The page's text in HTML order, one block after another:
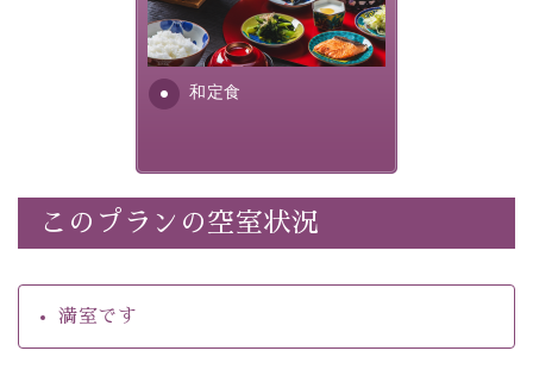
・チェックイン15時、チェックアウト10時
いう昔の暦による料理表現）
・朝食はこだわりの味噌汁をはじめとした和定食
【温泉】
和定食
れる食材は、諏訪の名産品を
ふんだんに取り入れ、安心・
安全を心掛けた長野県産...
このプランの空室状況
満室です